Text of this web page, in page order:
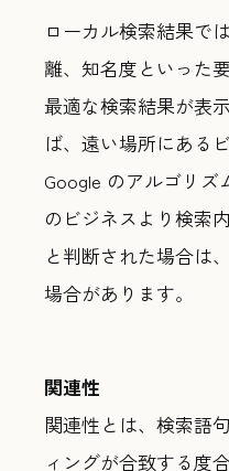
ローカル検索結果で
離、知名度といった
最適な検索結果が表
ば、遠い場所にある
Google のアルゴリズ
のビジネスより検索
と判断された場合は
場合があります。
関連性
関連性とは、検索語
ィングが合致する度